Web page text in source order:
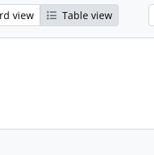
view Table view